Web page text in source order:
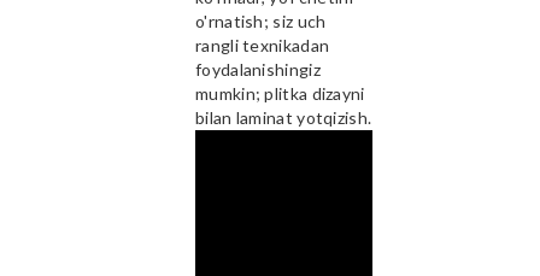
o'rnatish; siz uch
rangli texnikadan
foydalanishingiz
mumkin; plitka dizayni
bilan laminat yotqizish.